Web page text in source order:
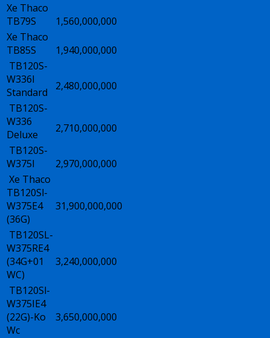
Xe Thaco
TB79S
1,560,000,000
Xe Thaco
TB85S
1,940,000,000
TB120S-
W336I
Standard
2,480,000,000
TB120S-
W336
Deluxe
2,710,000,000
TB120S-
W375I
2,970,000,000
Xe Thaco
TB120Sl-
W375E4
(36G)
31,900,000,000
TB120SL-
W375RE4
(34G+01
WC)
3,240,000,000
TB120Sl-
W375IE4
(22G)-Ko
Wc
3,650,000,000